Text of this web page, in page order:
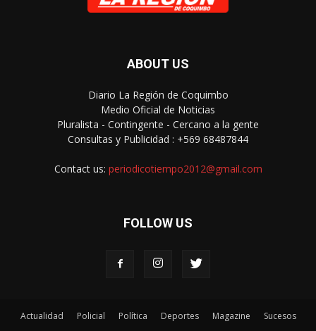
ABOUT US
Diario La Región de Coquimbo
Medio Oficial de Noticias
Pluralista - Contingente - Cercano a la gente
Consultas y Publicidad : +569 68487844
Contact us: periodicotiempo2012@gmail.com
FOLLOW US
Actualidad Policial Política Deportes Magazine Sucesos